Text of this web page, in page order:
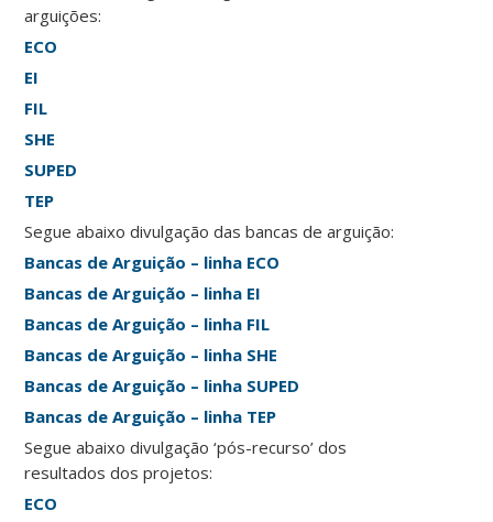
arguições:
ECO
EI
FIL
SHE
SUPED
TEP
Segue abaixo divulgação das bancas de arguição:
Bancas de Arguição – linha ECO
Bancas de Arguição – linha EI
Bancas de Arguição – linha FIL
Bancas de Arguição – linha SHE
Bancas de Arguição – linha SUPED
Bancas de Arguição – linha TEP
Segue abaixo divulgação ‘pós-recurso’ dos
resultados dos projetos:
ECO